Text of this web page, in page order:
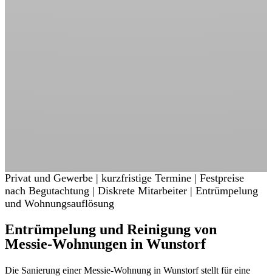
Privat und Gewerbe | kurzfristige Termine | Festpreise
nach Begutachtung | Diskrete Mitarbeiter | Entrümpelung
und Wohnungsauflösung
Entrümpelung und Reinigung von
Messie-Wohnungen in Wunstorf
Die Sanierung einer Messie-Wohnung in Wunstorf stellt für eine